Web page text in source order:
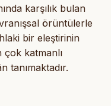
karşılık bulan
örüntülerle
bir eleştirinin
çok katmanlı
tanımaktadır.